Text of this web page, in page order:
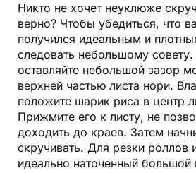
Никто не хочет неуклюже
верно? Чтобы убедиться, что
получился идеальным и
следовать небольшому совету.
оставляйте небольшой зазор
верхней частью листа нори.
положите шарик риса в центр
Прижмите его к листу, не
доходить до краев. Затем
скручивать. Для резки роллов
идеально наточенный большой